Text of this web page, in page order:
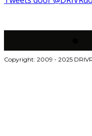
Copyright: 2009 - 2025